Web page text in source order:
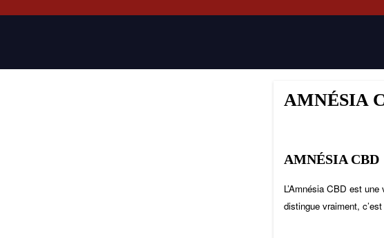
AMNÉSIA
AMNÉSIA CBD
L’Amnésia CBD est
distingue vraiment,